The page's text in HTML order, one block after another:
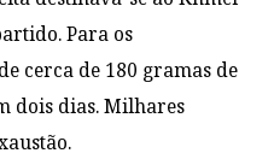
Para os
cerca de 180 gramas de
dois dias. Milhares